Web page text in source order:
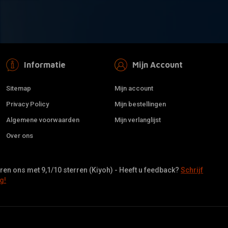
Informatie
Sitemap
Privacy Policy
Algemene voorwaarden
Over ons
Mijn Account
Mijn account
Mijn bestellingen
Mijn verlanglijst
ons met 9,1/10 sterren (Kiyoh) - Heeft u feedback?Schrijf